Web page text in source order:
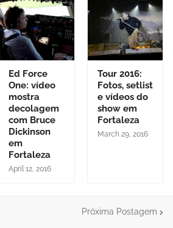
Ed Force
One: vídeo
mostra
decolagem
com Bruce
Dickinson
em
Fortaleza
April 12, 2016
Tour 2016:
Fotos, setlist
e vídeos do
show em
Fortaleza
March 29, 2016
Próxima Postagem